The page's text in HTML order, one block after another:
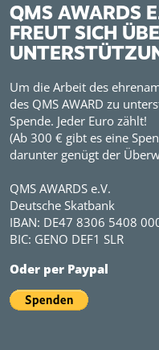
QMS AWARDS
FREUT SICH
Um die Arbeit des
des QMS AWARD zu
Spende. Jeder Euro zählt!
(Ab 300 € gibt es eine
darunter genügt der
QMS AWARDS e.V.
Deutsche Skatbank
IBAN: DE47 8306 5408
BIC: GENO DEF1 SLR
Oder per Paypal